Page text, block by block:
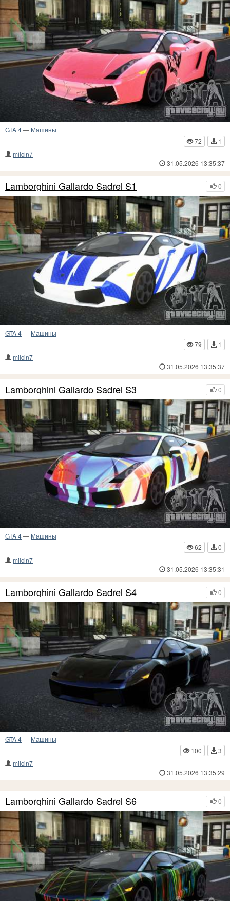
GTA 4— Машины
72
1
milcin7
31.05.2026 13:35:37
0
Lamborghini Gallardo Sadrel S1
GTA 4— Машины
79
1
milcin7
31.05.2026 13:35:37
0
Lamborghini Gallardo Sadrel S3
GTA 4— Машины
62
0
milcin7
31.05.2026 13:35:31
0
Lamborghini Gallardo Sadrel S4
GTA 4— Машины
100
3
milcin7
31.05.2026 13:35:29
0
Lamborghini Gallardo Sadrel S6